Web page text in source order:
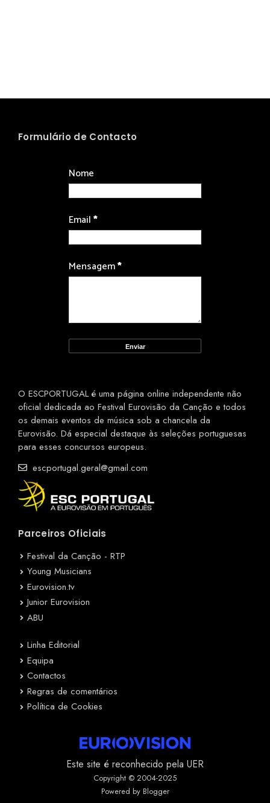
Formulário de Contacto
Nome
Email*
Mensagem*
O ESCPORTUGAL é uma página online independente não
oficial dedicada ao Festival Eurovisão da Canção e todos
os demais eventos de música sob a chancela da
Eurovisão. Dá especial destaque às seleções portuguesas
para esses concursos europeus.
escportugal.geral@gmail.com
Parceiros Oficiais
Festival da Canção - RTP
Young Musicians
Eurovision.tv
Junior Eurovision
ABU
Linha Editorial
Equipa
Contactos
Regras de comentários
Política de Cookies
Este site é reconhecido pela UER
Copyright © 2004-2025
Powered by Blogger